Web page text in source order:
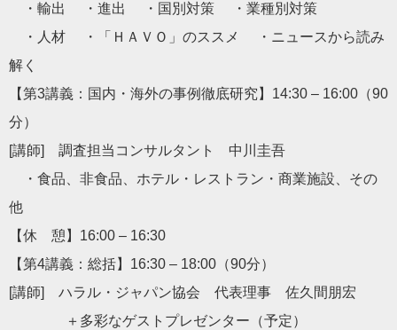
・輸出 ・進出 ・国別対策 ・業種別対策
・人材 ・「ＨＡＶＯ」のススメ ・ニュースから読み
解く
【第3講義：国内・海外の事例徹底研究】14:30 – 16:00（90
分）
[講師] 調査担当コンサルタント 中川圭吾
・食品、非食品、ホテル・レストラン・商業施設、その
他
【休 憩】16:00 – 16:30
【第4講義：総括】16:30 – 18:00（90分）
[講師] ハラル・ジャパン協会 代表理事 佐久間朋宏
＋多彩なゲストプレゼンター（予定）